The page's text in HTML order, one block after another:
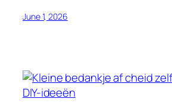
June 1, 2026